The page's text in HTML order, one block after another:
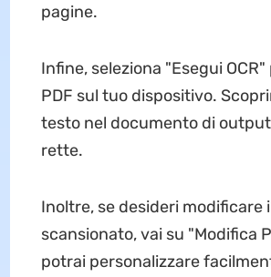
pagine.
Infine, seleziona "Esegui
PDF sul tuo dispositivo.
testo nel documento di
rette.
Inoltre, se desideri modificare
scansionato, vai su "Modifica
potrai personalizzare